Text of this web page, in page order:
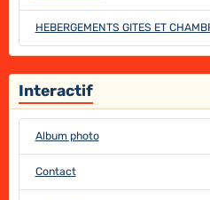
HEBERGEMENTS GITES ET
Interactif
Album photo
Contact